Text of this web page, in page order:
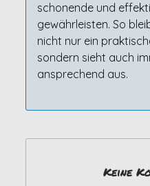
schonende und
gewährleisten. So
nicht nur ein
sondern sieht auch
ansprechend aus.
Keine